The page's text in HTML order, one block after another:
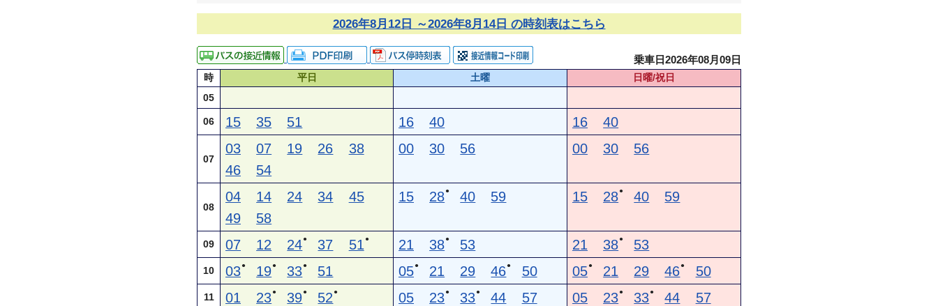
2026年8月12日 ～2026年8月14日 の時刻表はこちら
乗車日2026年08月09日
時 平日 土曜
日曜/祝日
05
06 15 35 51 16 40 16 40
07
03 07 19 26
38
46
54
00 30 56 00 30 56
08
04 14 24 34
45
49
58
15 28● 40 59 15 28● 40 59
09 07 12 24● 37 51 ● 21 38● 53 21 38● 53
10 03● 19● 33● 51 05● 21 29 46● 50 05● 21 29 46● 50
11 01 23● 39● 52 ● 05 23● 33● 44 57 05 23● 33● 44 57